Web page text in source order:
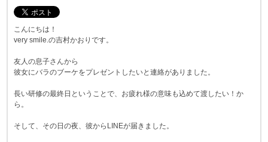
こんにちは！
very smile.の吉村かおりです。
友人の息子さんから
彼女にバラのブーケをプレゼントしたいと連絡がありました。
長い研修の最終日ということで、お疲れ様の意味も込めて渡したい！か
ら。
そして、その日の夜、彼からLINEが届きました。